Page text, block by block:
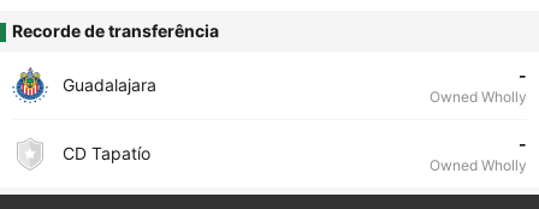
Recorde de transferência
Guadalajara -
Owned Wholly
CD Tapatío -
Owned Wholly